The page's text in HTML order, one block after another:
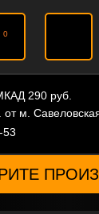
0
290 руб.
от м.
53